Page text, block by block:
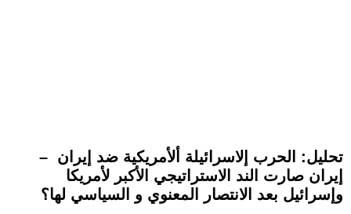
تحليل: الحرب إلاسرائيلة ألأمريكية ضد إيران –
إيران صارت الند الاستراتيجي الأكبر لأمريكا
وإسرائيل بعد الانتصار المعنوي و السياسي لها؟